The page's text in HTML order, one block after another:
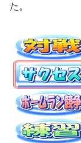
た。